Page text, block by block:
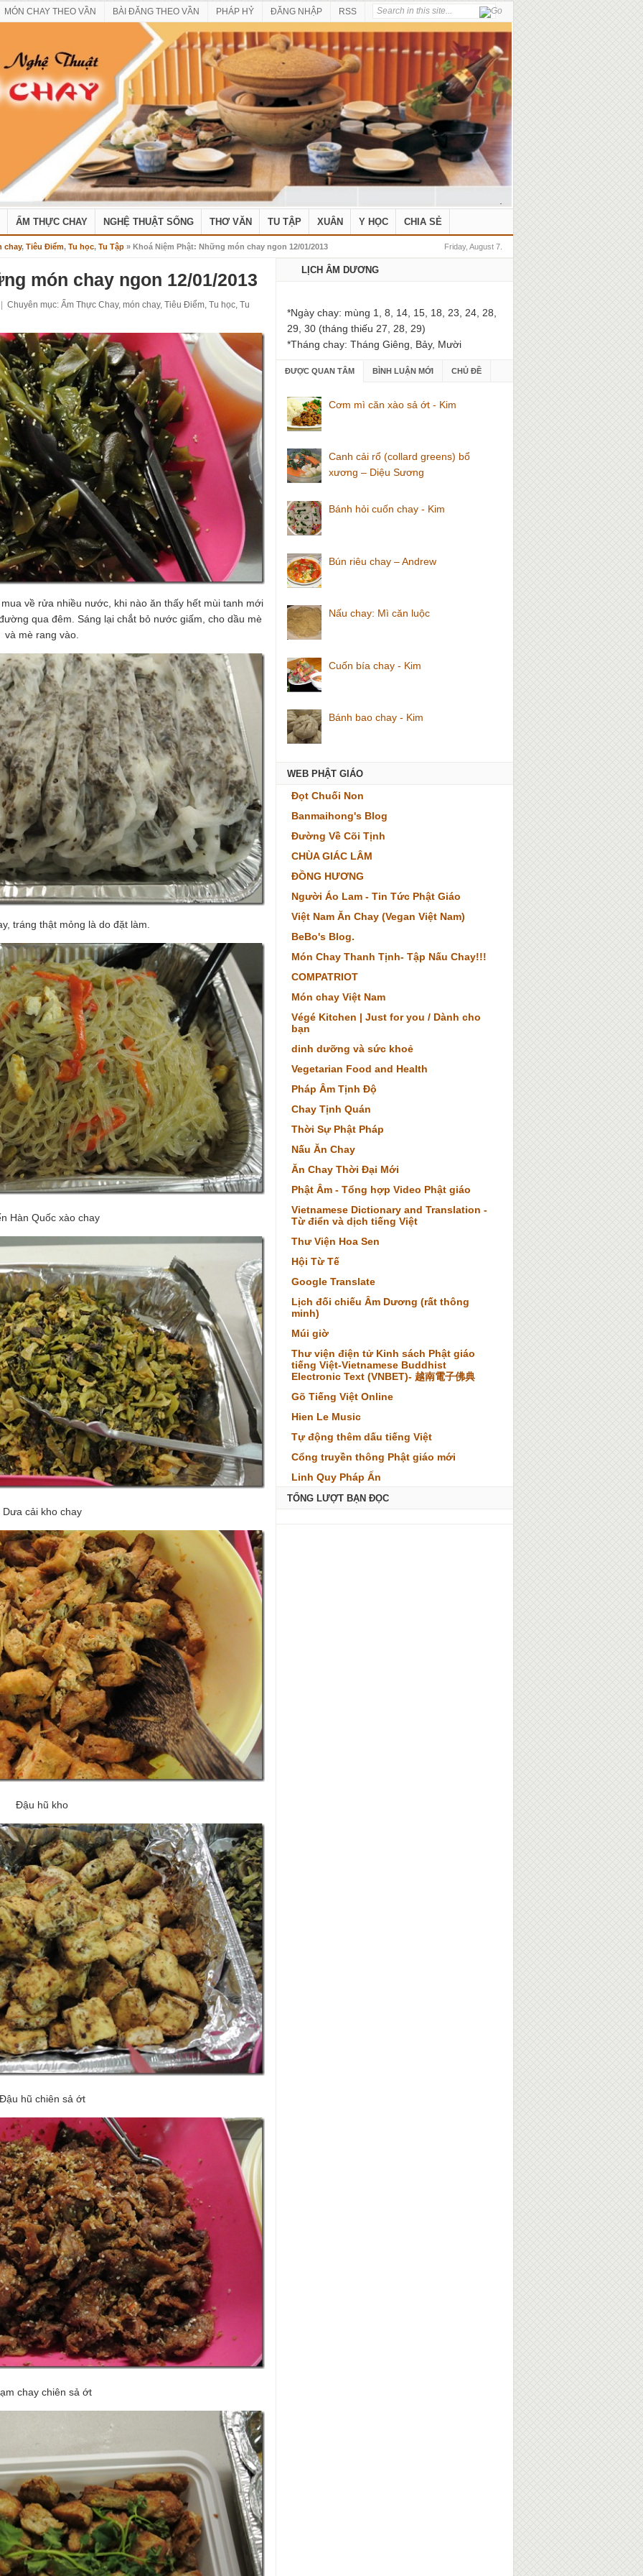
MÓN CHAY THEO VẦN BÀI ĐĂNG THEO VẦN PHÁP HỶ ĐĂNG NHẬP RSS
ẨM THỰC CHAY NGHỆ THUẬT SỐNG THƠ VĂN TU TẬP XUÂN Y HỌC CHIA SẺ
Friday, August 7.
chay, Tiêu Điểm, Tu học, Tu Tập» Khoá Niệm Phật: Những món chay ngon 12/01/2013
món chay ngon 12/01/2013
Chuyên mục: Ẩm Thực Chay, món chay, Tiêu Điểm, Tu học, Tu
về rửa nhiều nước, khi nào ăn thấy hết mùi tanh mới
qua đêm. Sáng lại chắt bỏ nước giấm, cho dầu mè
và mè rang vào.
tráng thật mỏng là do đặt làm.
Hàn Quốc xào chay
Dưa cải kho chay
Đậu hũ kho
hũ chiên sả ớt
chay chiên sả ớt
LỊCH ÂM DƯƠNG
*Ngày chay: mùng 1, 8, 14, 15, 18, 23, 24, 28,
29, 30 (tháng thiếu 27, 28, 29)
*Tháng chay: Tháng Giêng, Bảy, Mười
ĐƯỢC QUAN TÂM BÌNH LUẬN MỚI CHỦ ĐỀ
Cơm mì căn xào sả ớt - Kim
Canh cải rổ (collard greens) bổ
xương – Diệu Sương
Bánh hỏi cuốn chay - Kim
Bún riêu chay – Andrew
Nấu chay: Mì căn luộc
Cuốn bía chay - Kim
Bánh bao chay - Kim
WEB PHẬT GIÁO
Đọt Chuối Non
Banmaihong's Blog
Đường Về Cõi Tịnh
CHÙA GIÁC LÂM
ĐỒNG HƯƠNG
Người Áo Lam - Tin Tức Phật Giáo
Việt Nam Ăn Chay (Vegan Việt Nam)
BeBo's Blog.
Món Chay Thanh Tịnh- Tập Nấu Chay!!!
COMPATRIOT
Món chay Việt Nam
Végé Kitchen | Just for you / Dành cho
bạn
dinh dưỡng và sức khoẻ
Vegetarian Food and Health
Pháp Âm Tịnh Độ
Chay Tịnh Quán
Thời Sự Phật Pháp
Nấu Ăn Chay
Ăn Chay Thời Đại Mới
Phật Âm - Tổng hợp Video Phật giáo
Vietnamese Dictionary and Translation -
Từ điển và dịch tiếng Việt
Thư Viện Hoa Sen
Hội Từ Tế
Google Translate
Lịch đối chiếu Âm Dương (rất thông
minh)
Múi giờ
Thư viện điện tử Kinh sách Phật giáo
tiếng Việt-Vietnamese Buddhist
Electronic Text (VNBET)- 越南電子佛典
Gõ Tiếng Việt Online
Hien Le Music
Tự động thêm dấu tiếng Việt
Cổng truyền thông Phật giáo mới
Linh Quy Pháp Ấn
TỔNG LƯỢT BẠN ĐỌC